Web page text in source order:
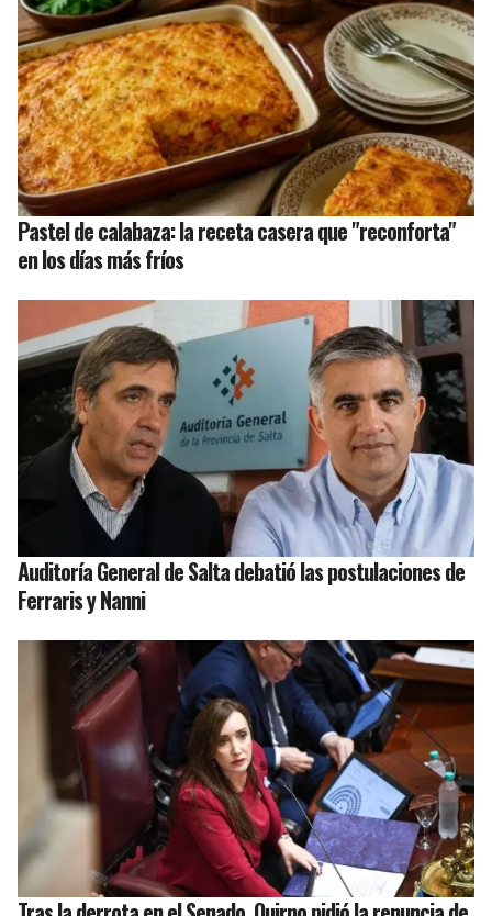
Pastel de calabaza: la receta casera que "reconforta"
en los días más fríos
Auditoría General de Salta debatió las postulaciones de
Ferraris y Nanni